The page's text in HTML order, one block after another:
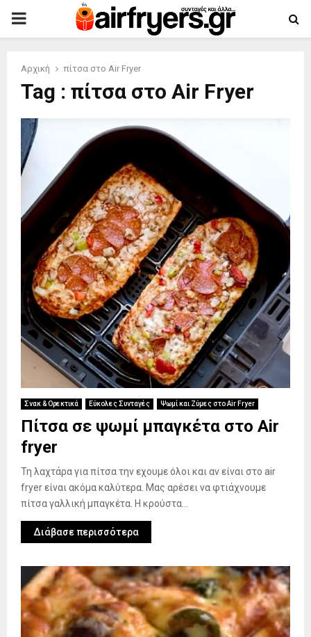
PRIMARY
Αρχική πίτσα στο Air Fryer
Tag : πίτσα στο Air Fryer
Σνακ & Ορεκτικά Εύκολες Συνταγές Ψωμί και Ζύμες στο Air Fryer
Πίτσα σε ψωμί μπαγκέτα στο Air
fryer
Τη λαχτάρα για πίτσα την εχουμε όλοι και αν είναι στο air
fryer είναι ακόμα καλύτερα. Μας αρέσει να φτιάχνουμε
πίτσα γαλλική μπαγκέτα. Η κρούστα...
Διάβασε περισσότερα